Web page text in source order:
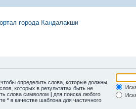
города Кандалакши
, чтобы определить слова, которые должны
которых в результатах быть не
слова символом | для поиска любого
* в качестве шаблона для частичного